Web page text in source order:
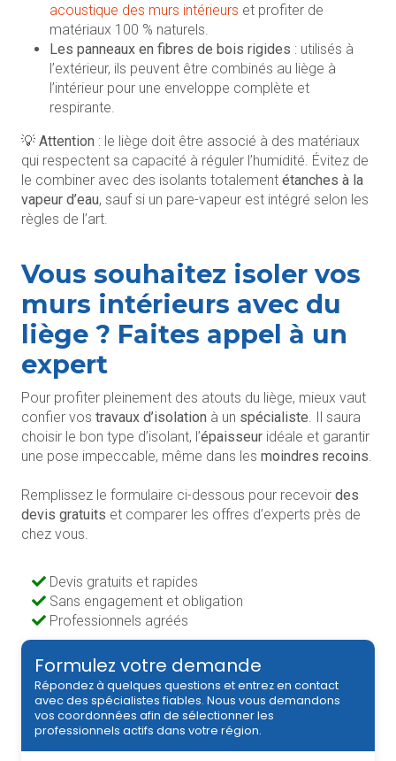
acoustique des murs intérieurs et profiter de
matériaux 100 % naturels.
Les panneaux en fibres de bois rigides : utilisés à
l’extérieur, ils peuvent être combinés au liège à
l’intérieur pour une enveloppe complète et
respirante.
💡 Attention : le liège doit être associé à des matériaux
qui respectent sa capacité à réguler l’humidité. Évitez de
le combiner avec des isolants totalement étanches à la
vapeur d’eau, sauf si un pare-vapeur est intégré selon les
règles de l’art.
Vous souhaitez isoler vos
murs intérieurs avec du
liège ? Faites appel à un
expert
Pour profiter pleinement des atouts du liège, mieux vaut
confier vos travaux d’isolation à un spécialiste . Il saura
choisir le bon type d’isolant, l’épaisseur idéale et garantir
une pose impeccable, même dans les moindres recoins
Remplissez le formulaire ci-dessous pour recevoir des
devis gratuits et comparer les offres d’experts près de
chez vous.
Devis gratuits et rapides
Sans engagement et obligation
Professionnels agréés
Formulez votre demande
Répondez à quelques questions et entrez en contact
avec des spécialistes fiables. Nous vous demandons
vos coordonnées afin de sélectionner les
professionnels actifs dans votre région.